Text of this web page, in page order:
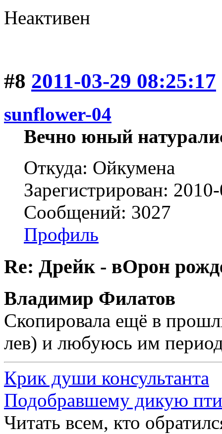
Неактивен
#8 2011-03-29 08:25:17
sunflower-04
Вечно юный
Откуда: Ойкумена
Зарегистрирован:
Сообщений: 3027
Профиль
Re: Дрейк - вОрон
Владимир Филатов
Скопировала ещё в
лев) и любуюсь им
Крик души консультанта
Подобравшему дикую
Читать всем, кто